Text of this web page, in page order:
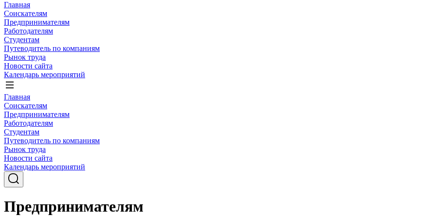
Главная
Соискателям
Предпринимателям
Работодателям
Студентам
Путеводитель по компаниям
Рынок труда
Новости сайта
Календарь мероприятий
Главная
Соискателям
Предпринимателям
Работодателям
Студентам
Путеводитель по компаниям
Рынок труда
Новости сайта
Календарь мероприятий
Предпринимателям